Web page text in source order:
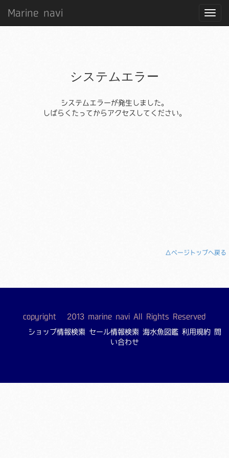
Marine navi
システムエラー
システムエラーが発生しました。
しばらくたってからアクセスしてください。
△ページトップへ戻る
copyright © 2013 marine navi All Rights Reserved
ショップ情報検索 セール情報検索 海水魚図鑑 利用規約
問
い合わせ